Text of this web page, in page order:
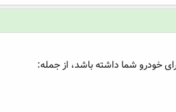
خودرو شما داشته باشد، از جمله: